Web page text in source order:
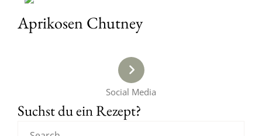
Aprikosen Chutney
Social Media
Suchst du ein Rezept?